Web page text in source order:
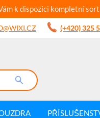
k dispozici kompletní
(+420) 325